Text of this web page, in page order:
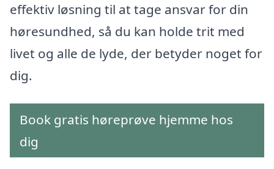
effektiv løsning til at tage ansvar for din
høresundhed, så du kan holde trit med
livet og alle de lyde, der betyder noget for
dig.
Book gratis høreprøve hjemme hos
dig